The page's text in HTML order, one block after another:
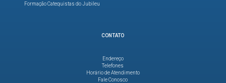
Formação Catequistas do Jubileu
CONTATO
Endereço
Telefones
Horário de Atendimento
Fale Conosco